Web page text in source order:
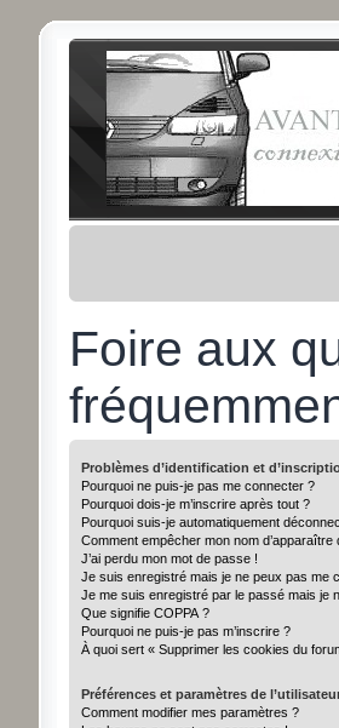
Foire aux
Problèmes d’identification et
Pourquoi ne puis-je pas me connecter ?
Pourquoi dois-je m’inscrire après tout ?
Pourquoi suis-je automatiquement
Comment empêcher mon nom
J’ai perdu mon mot de passe !
Je suis enregistré mais je ne peux pas me
Je me suis enregistré par le passé mais je
Que signifie COPPA ?
Pourquoi ne puis-je pas m’inscrire ?
À quoi sert « Supprimer les cookies du
Préférences et paramètres de
Comment modifier mes paramètres ?